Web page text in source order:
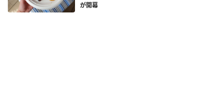
が開幕